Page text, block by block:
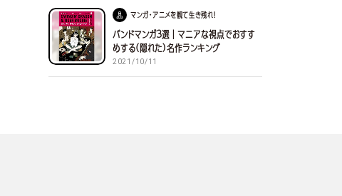
マンガ・アニメを観て生き残れ！
バンドマンガ３選｜マニアな視点でおすす
めする(隠れた)名作ランキング
2021/10/11